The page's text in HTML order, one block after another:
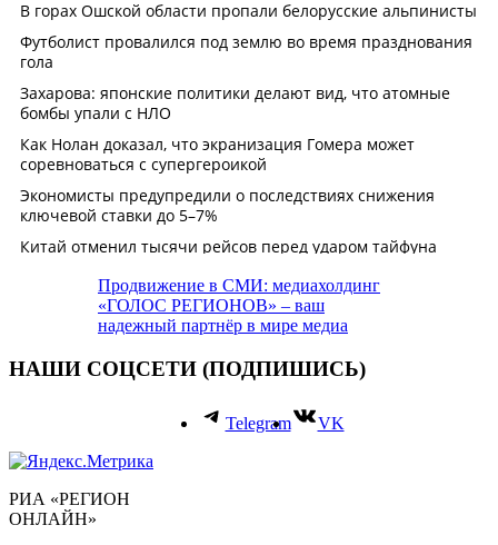
Продвижение в СМИ: медиахолдинг
«ГОЛОС РЕГИОНОВ» – ваш
надежный партнёр в мире медиа
НАШИ СОЦСЕТИ (ПОДПИШИСЬ)
Telegram VK
РИА «РЕГИОН
ОНЛАЙН»